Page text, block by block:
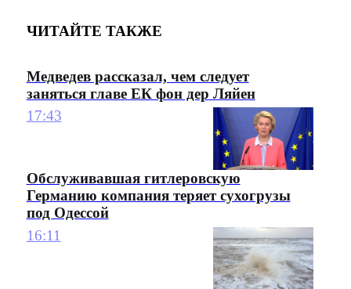
ЧИТАЙТЕ ТАКЖЕ
Медведев рассказал, чем следует
заняться главе ЕК фон дер Ляйен
17:43
Обслуживавшая гитлеровскую
Германию компания теряет сухогрузы
под Одессой
16:11